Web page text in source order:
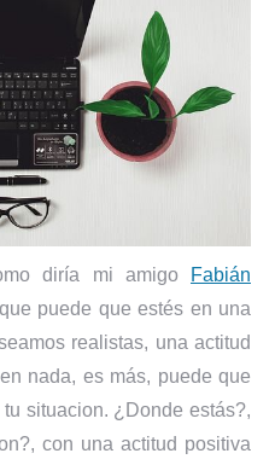
diría mi amigo
Fabián
puede que estés en una
realistas, una actitud
nada, es más, puede que
situacion. ¿Donde estás?,
con una actitud positiva